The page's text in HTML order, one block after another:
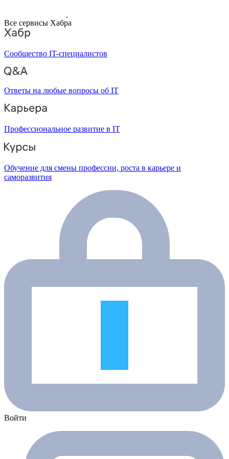
Все сервисы Хабра
Сообщество IT-специалистов
Ответы на любые вопросы об IT
Профессиональное развитие в IT
Обучение для смены профессии, роста в карьере и
саморазвития
Войти